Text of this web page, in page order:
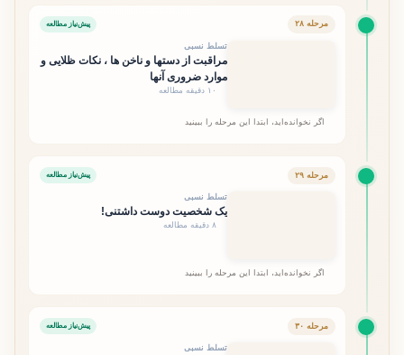
مرحله ۲۸ پیش‌نیاز مطالعه
تسلط نسبی
مراقبت از دستها و ناخن ها ، نکات ظلایی و
موارد ضروری آنها
۱۰ دقیقه مطالعه
اگر نخوانده‌اید، ابتدا این مرحله را ببینید
مرحله ۲۹ پیش‌نیاز مطالعه
تسلط نسبی
یک شخصیت دوست داشتنی!
۸ دقیقه مطالعه
اگر نخوانده‌اید، ابتدا این مرحله را ببینید
مرحله ۳۰ پیش‌نیاز مطالعه
تسلط نسبی